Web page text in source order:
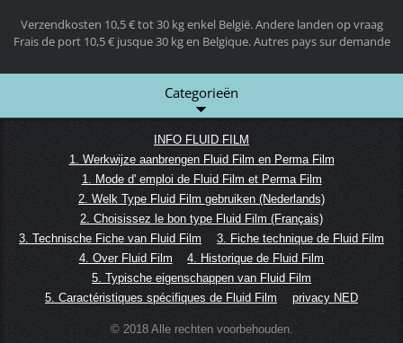
Verzendkosten 10,5 € tot 30 kg enkel België. Andere landen op vraag
Frais de port 10,5 € jusque 30 kg en Belgique. Autres pays sur demande
Categorieën
INFO FLUID FILM
1. Werkwijze aanbrengen Fluid Film en Perma Film
1. Mode d' emploi de Fluid Film et Perma Film
2. Welk Type Fluid Film gebruiken (Nederlands)
2. Choisissez le bon type Fluid Film (Français)
3. Technische Fiche van Fluid Film
3. Fiche technique de Fluid Film
4. Over Fluid Film
4. Historique de Fluid Film
5. Typische eigenschappen van Fluid Film
5. Caractéristiques spécifiques de Fluid Film
privacy NED
© 2018 Alle rechten voorbehouden.